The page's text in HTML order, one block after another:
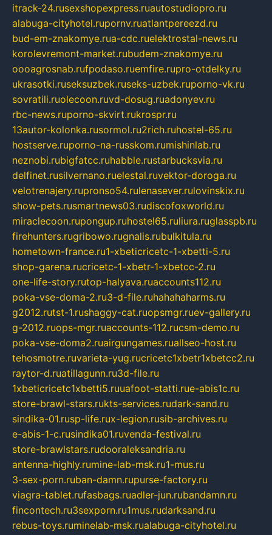
itrack-24.rusexshopexpress.ruautostudiopro.ru
alabuga-cityhotel.rupornv.ruatlantpereezd.ru
bud-em-znakomye.rua-cdc.ruelektrostal-news.ru
korolevremont-market.rubudem-znakomye.ru
oooagrosnab.rufpodaso.ruemfire.rupro-otdelky.ru
ukrasotki.ruseksuzbek.ruseks-uzbek.ruporno-vk.ru
sovratili.ruolecoon.ruvd-dosug.ruadonyev.ru
rbc-news.ruporno-skvirt.rukrospr.ru
13autor-kolonka.rusormol.ru2rich.ruhostel-65.ru
hostserve.ruporno-na-russkom.rumishinlab.ru
neznobi.rubigfatcc.ruhabble.rustarbucksvia.ru
delfinet.rusilvernano.ruelestal.ruvektor-doroga.ru
velotrenajery.rupronso54.rulenasever.rulovinskix.ru
show-pets.rusmartnews03.rudiscofoxworld.ru
miraclecoon.rupongup.ruhostel65.ruliura.ruglasspb.ru
firehunters.rugribowo.rugnalis.rubulkitula.ru
hometown-france.ru1-xbeticricetc-1-xbetti-5.ru
shop-garena.rucricetc-1-xbetr-1-xbetcc-2.ru
one-life-story.rutop-halyava.ruaccounts112.ru
poka-vse-doma-2.ru3-d-file.ruhahahaharms.ru
g2012.rutst-1.rushaggy-cat.ruopsmgr.ruev-gallery.ru
g-2012.ruops-mgr.ruaccounts-112.rucsm-demo.ru
poka-vse-doma2.ruairgungames.ruallseo-host.ru
tehosmotre.ruvarieta-yug.rucricetc1xbetr1xbetcc2.ru
raytor-d.ruatillagunn.ru3d-file.ru
1xbeticricetc1xbetti5.ruuafoot-statti.rue-abis1c.ru
store-brawl-stars.rukts-services.rudark-sand.ru
sindika-01.rusp-life.rux-legion.rusib-archives.ru
e-abis-1-c.rusindika01.ruvenda-festival.ru
store-brawlstars.rudooraleksandria.ru
antenna-highly.rumine-lab-msk.ru1-mus.ru
3-sex-porn.ruban-damn.rupurse-factory.ru
viagra-tablet.rufasbags.ruadler-jun.rubandamn.ru
fincontech.ru3sexporn.ru1mus.rudarksand.ru
rebus-toys.ruminelab-msk.rualabuga-cityhotel.ru